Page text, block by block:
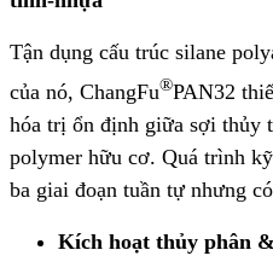
Tận dụng cấu trúc silane
của nó, ChangFu®PAN32
hóa trị ổn định giữa sợi thủy
polymer hữu cơ. Quá trình
ba giai đoạn tuần tự nhưng
Kích hoạt thủy phân